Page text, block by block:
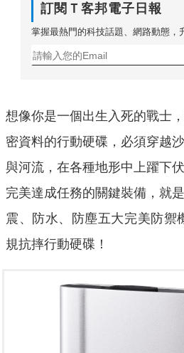
訂閱Ｔ客邦電子日報
掌握最熱門的科技話題、網路動態，
想像你是一個出生入死的戰士
密資料的行動硬碟，必須穿越
與河流，在各種地形中上躍下
完美達成任務的關鍵裝備，就
震、防水、防塵五大完美防禦
規抗摔行動硬碟！